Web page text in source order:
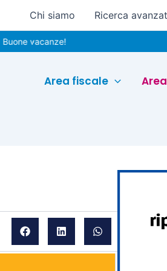
Chi siamo Ricerca
Area fiscale